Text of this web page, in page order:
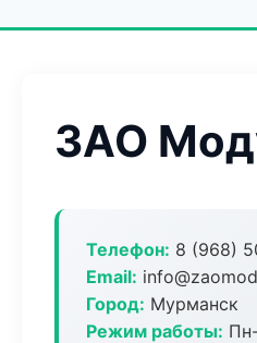
ЗАО
Телефон: 8 (968)
Email:
Город: Мурманск
Режим работы: